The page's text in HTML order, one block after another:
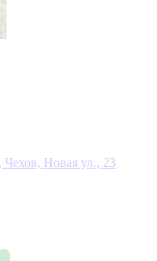
Чехов, Новая ул., 23